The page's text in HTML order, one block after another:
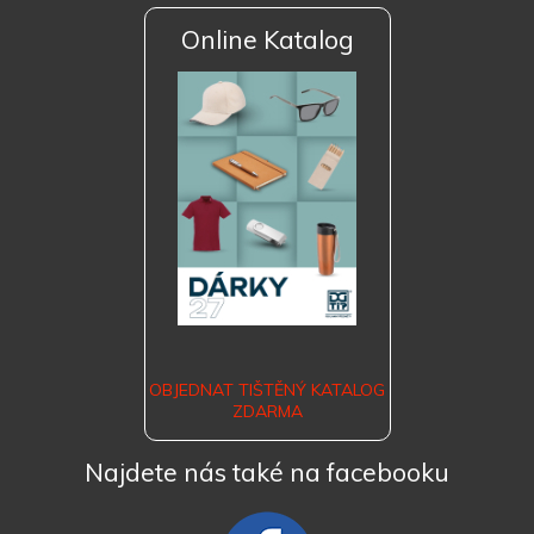
Online Katalog
OBJEDNAT TIŠTĚNÝ KATALOG
ZDARMA
Najdete nás také na facebooku